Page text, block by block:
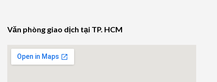
Văn phòng giao dịch tại TP. HCM